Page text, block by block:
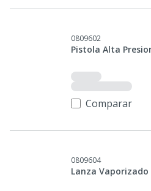
0809602
Pistola Alta
Comparar
0809604
Lanza